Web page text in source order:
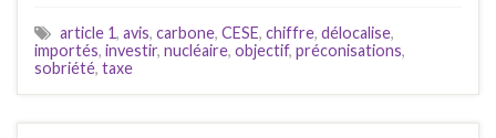
article 1, avis, carbone, CESE, chiffre, délocalise,
importés, investir, nucléaire, objectif, préconisations,
sobriété, taxe